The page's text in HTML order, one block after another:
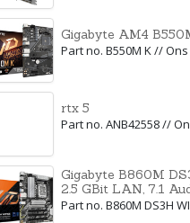
Gigabyte AM4
Part no. B550M K //
rtx 5
Part no. ANB42558 //
Gigabyte B860M
2.5 GBit LAN, 7.1
Part no. B860M DS3H